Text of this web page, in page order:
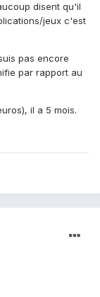
disent qu'il
jeux c'est
pas encore
par rapport au
il a 5 mois.